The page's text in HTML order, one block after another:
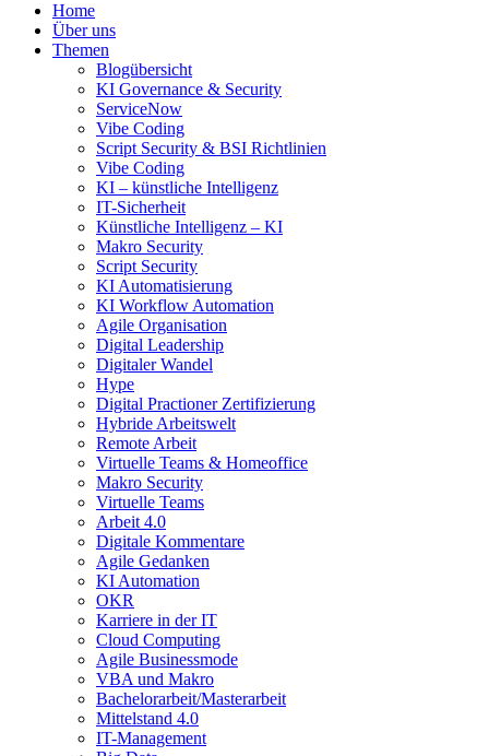
Home
Über uns
Themen
Blogübersicht
KI Governance & Security
ServiceNow
Vibe Coding
Script Security & BSI Richtlinien
Vibe Coding
KI – künstliche Intelligenz
IT-Sicherheit
Künstliche Intelligenz – KI
Makro Security
Script Security
KI Automatisierung
KI Workflow Automation
Agile Organisation
Digital Leadership
Digitaler Wandel
Hype
Digital Practioner Zertifizierung
Hybride Arbeitswelt
Remote Arbeit
Virtuelle Teams & Homeoffice
Makro Security
Virtuelle Teams
Arbeit 4.0
Digitale Kommentare
Agile Gedanken
KI Automation
OKR
Karriere in der IT
Cloud Computing
Agile Businessmode
VBA und Makro
Bachelorarbeit/Masterarbeit
Mittelstand 4.0
IT-Management